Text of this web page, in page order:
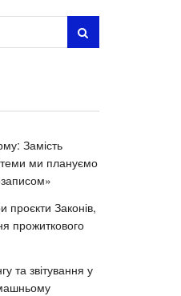
Замість
ми плануємо
проєкти Законів,
прожиткового
та звітування у